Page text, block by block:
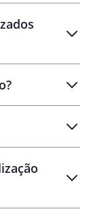
brinde